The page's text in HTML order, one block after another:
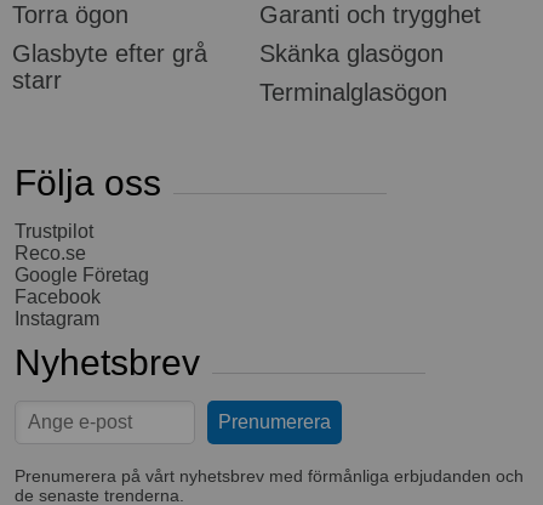
Torra ögon
Garanti och trygghet
Glasbyte efter grå
starr
Skänka glasögon
Terminalglasögon
Följa oss
Trustpilot
Reco.se
Google Företag
Facebook
Instagram
Nyhetsbrev
Prenumerera på vårt nyhetsbrev med förmånliga erbjudanden och
de senaste trenderna.